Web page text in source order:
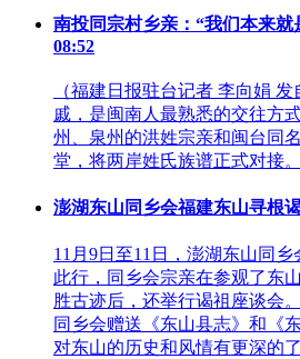
南投同宗村乡亲：“我们本来就
08:52
（福建日报驻台记者 李向娟
戚，是闽南人最熟悉的交往
州、泉州的洪姓宗亲和闽台同
堂，将两岸姓氏族谱正式对接。
澎湖东山同乡会福建东山寻根
11月9日至11日，澎湖东山同乡
此行，同乡会宗亲在参观了东
胜古迹后，还举行谒祖座谈会
同乡会赠送《东山县志》和《
对东山的历史和风情有更深的了